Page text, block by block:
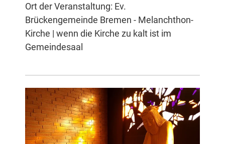
Ort der Veranstaltung: Ev.
Brückengemeinde Bremen - Melanchthon-
Kirche | wenn die Kirche zu kalt ist im
Gemeindesaal